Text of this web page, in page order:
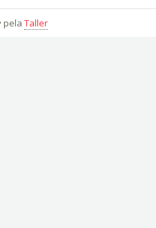
pela Taller